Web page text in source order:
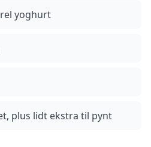
yoghurt
plus lidt ekstra til pynt